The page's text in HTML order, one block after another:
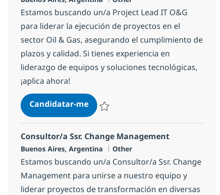
Estamos buscando un/a Project Lead IT O&G
para liderar la ejecución de proyectos en el
sector Oil & Gas, asegurando el cumplimiento de
plazos y calidad. Si tienes experiencia en
liderazgo de equipos y soluciones tecnológicas,
¡aplica ahora!
Candidatar-meProject Lead IT O&G
Consultor/a Ssr. Change Management
Localização
Buenos Aires, Argentina Categoria
Other
Estamos buscando un/a Consultor/a Ssr. Change
Management para unirse a nuestro equipo y
liderar proyectos de transformación en diversas